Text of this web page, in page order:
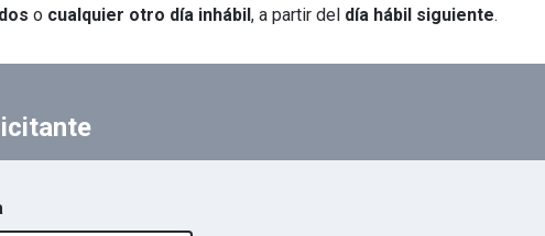
o cualquier otro día inhábil, a partir del día hábil siguiente.